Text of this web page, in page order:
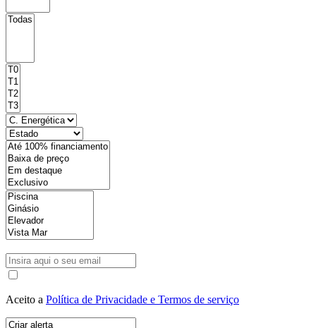
Aceito a Política de Privacidade e Termos de serviço